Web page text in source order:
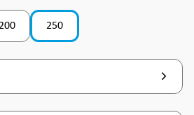
pour le moment. )
n'est pas disponible pour le moment. )
200
(Cette option n'est pas disponible pour le
250
(Cette option n'est pas disponible